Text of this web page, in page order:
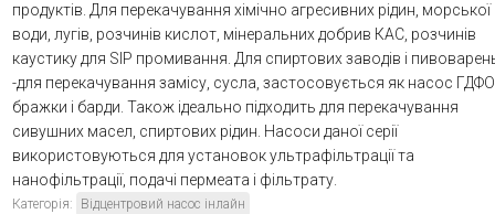
продуктів. Для перекачування хімічно агресивних рідин, морської
води, лугів, розчинів кислот, мінеральних добрив КАС, розчинів
каустику для SIP промивання. Для спиртових заводів і
-для перекачування замісу, сусла, застосовується як насос
бражки і барди. Також ідеально підходить для перекачування
сивушних масел, спиртових рідин. Насоси даної серії
використовуються для установок ультрафільтрації та
нанофільтрації, подачі пермеата і фільтрату.
Категорія: Відцентровий насос інлайн